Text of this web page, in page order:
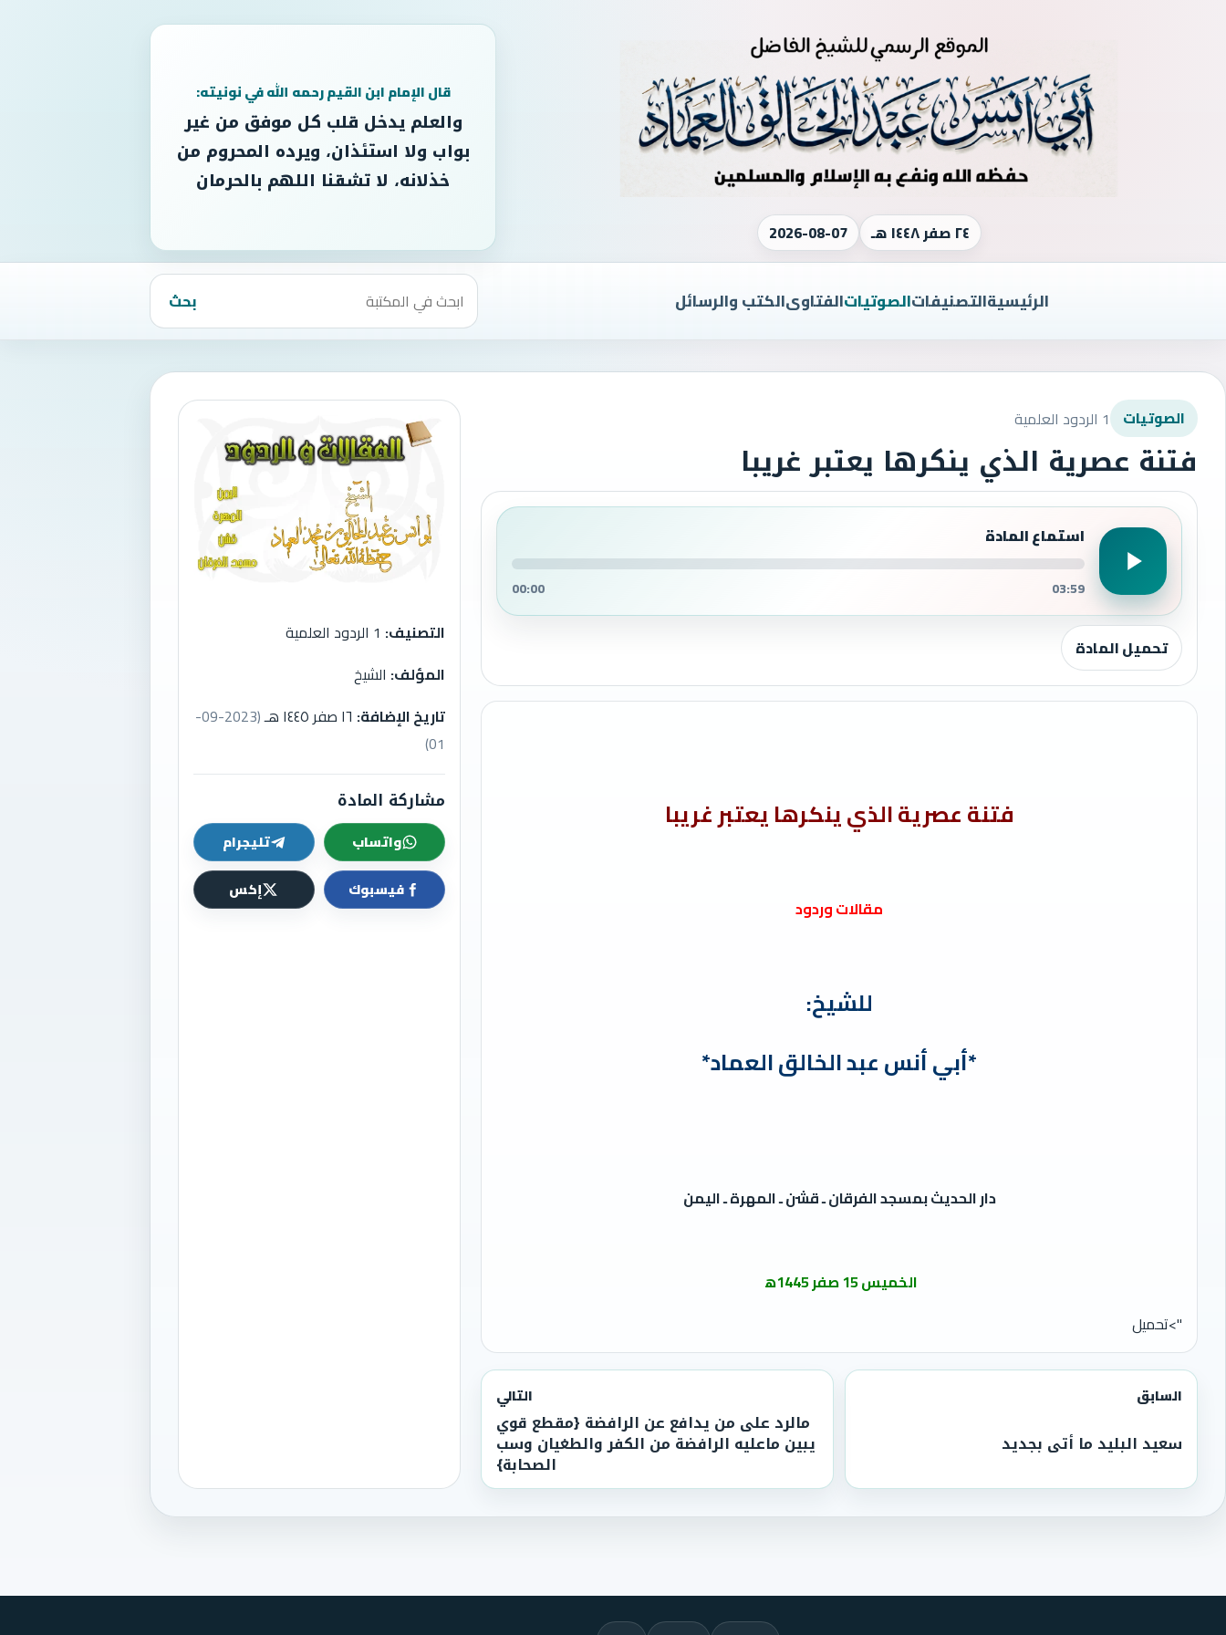
٢٤ صفر ١٤٤٨ هـ 2026-08-07
قال الإمام ابن القيم رحمه الله في نونيته:
والعلم يدخل قلب كل موفق من غير
بواب ولا استئذان، ويرده المحروم من
خذلانه، لا تشقنا اللهم بالحرمان
الرئيسيةالتصنيفاتالصوتياتالفتاوىالكتب والرسائل بحث
الصوتيات 1 الردود العلمية
فتنة عصرية الذي ينكرها يعتبر غريبا
استماع المادة
00:00 03:59
تحميل المادة
فتنة عصرية الذي ينكرها يعتبر غريبا
مقالات وردود
للشيخ:
*أبي أنس عبد الخالق العماد*
دار الحديث بمسجد الفرقان ـ قشن ـ المهرة ـ اليمن
الخميس 15 صفر 1445ھ
">تحميل
السابق
سعيد البليد ما أتى بجديد
التالي
مالرد على من يدافع عن الرافضة {مقطع قوي
يبين ماعليه الرافضة من الكفر والطغيان وسب
الصحابة}
التصنيف:
المؤلف: الشيخ
تاريخ الإضافة:
(2023-09-
01)
مشاركة المادة
واتساب
تليجرام
فيسبوك
إكس